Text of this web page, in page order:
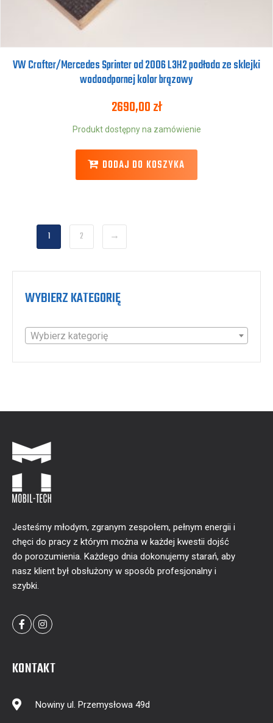
VW Crafter/Mercedes Sprinter od 2006 L3H2 podłoda ze sklejki
wodoodpornej kolor brązowy
2690,00zł
Produkt dostępny na zamówienie
DODAJ DO KOSZYKA
1 2 →
WYBIERZ KATEGORIĘ
Wybierz kategorię
Jesteśmy młodym, zgranym zespołem, pełnym energii i
chęci do pracy z którym można w każdej kwestii dojść
do porozumienia. Każdego dnia dokonujemy starań, aby
nasz klient był obsłużony w sposób profesjonalny i
szybki.
KONTAKT
Nowiny ul. Przemysłowa 49d